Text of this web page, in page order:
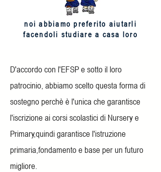
noi abbiamo preferito aiutarli
facendoli studiare a casa loro
D'accordo con l'EFSP e sotto il loro
patrocinio, abbiamo scelto questa forma di
sostegno perchè è l'unica che garantisce
l'iscrizione ai corsi scolastici di Nursery e
Primary,quindi garantisce l'istruzione
primaria,fondamento e base per un futuro
migliore.